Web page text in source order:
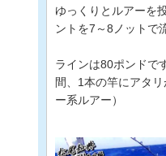
ゆっくりとルアーを
ントを7～8ノットで
ラインは80ポンドで
間、1本の竿にアタ
ー系ルアー）